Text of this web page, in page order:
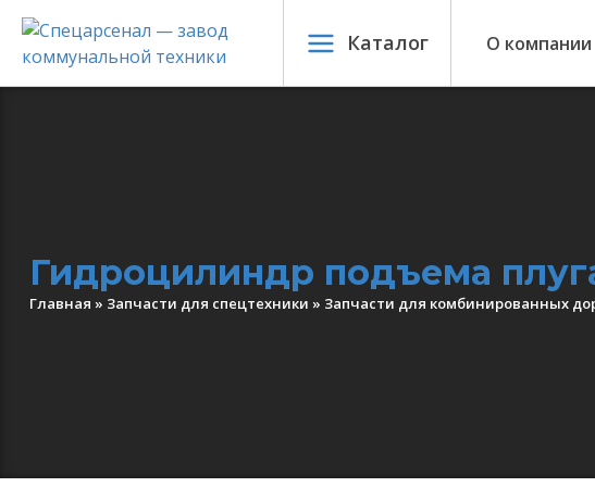
Каталог О компании
Гидроцилиндр подъема
Главная » Запчасти для спецтехники » Запчасти для комбинированных